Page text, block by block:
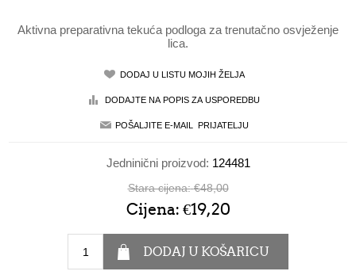
Aktivna preparativna tekuća podloga za trenutačno osvježenje
lica.
Jedninični proizvod: 124481
Stara cijena: €48,00
Cijena: €19,20